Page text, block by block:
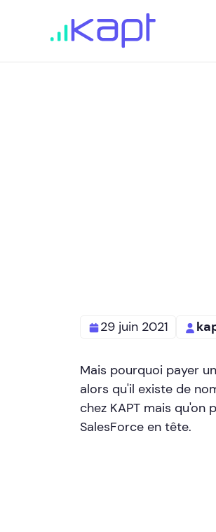
29 juin 2021
Mais pourquoi payer
alors qu'il existe de
chez KAPT mais qu'on
SalesForce en tête.